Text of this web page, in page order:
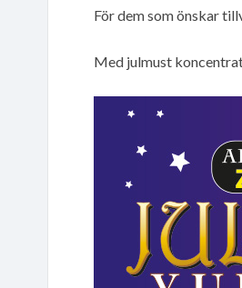
För dem som önskar
Med julmust